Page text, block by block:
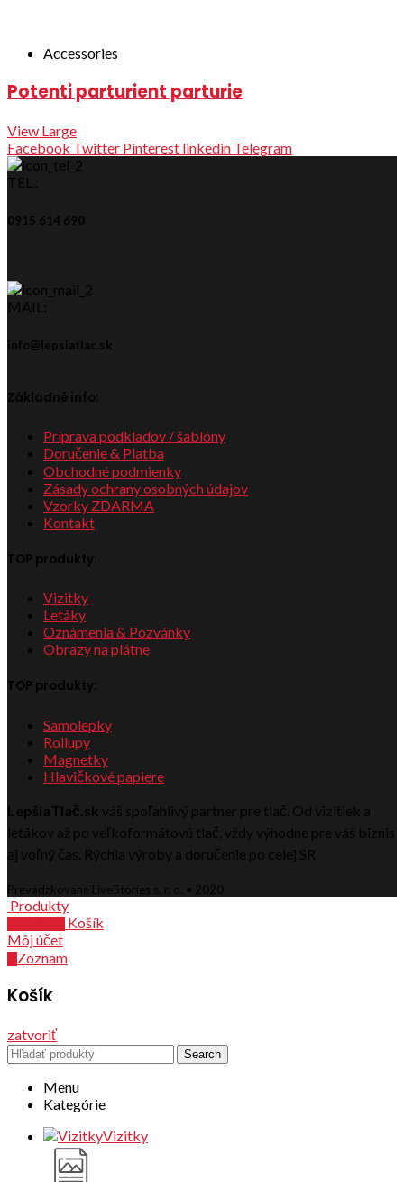
Accessories
Potenti parturient parturie
View Large
Facebook Twitter Pinterest linkedin Telegram
TEL.:
0915 614 690
MAIL:
info@lepsiatlac.sk
Základné info:
Príprava podkladov / šablóny
Doručenie & Platba
Obchodné podmienky
Zásady ochrany osobných údajov
Vzorky ZDARMA
Kontakt
TOP produkty:
Vizitky
Letáky
Oznámenia & Pozvánky
Obrazy na plátne
TOP produkty:
Samolepky
Rollupy
Magnetky
Hlavičkové papiere
LepšiaTlač.sk váš spoľahlivý partner pre tlač. Od vizitiek a
letákov až po veľkoformátovú tlač, vždy výhodne pre váš biznis
aj voľný čas. Rýchla výroby a doručenie po celej SR.
Prevádzkované LiveStories s. r. o. • 2020
Produkty
Košík
Môj účet
Zoznam
Košík
zatvoriť
Search
Menu
Kategórie
Vizitky